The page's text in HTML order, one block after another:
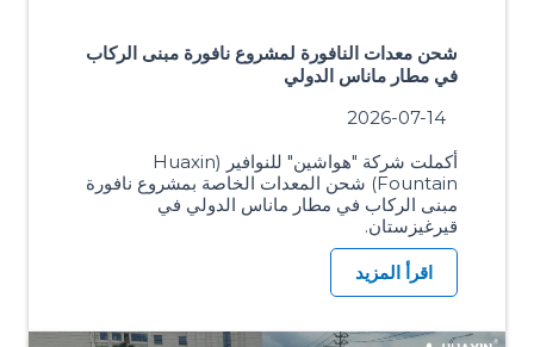
شحن معدات النافورة لمشروع نافورة مبنى الركاب
في مطار ماناس الدولي
2026-07-14
أكملت شركة "هواشين" للنوافير (Huaxin
Fountain) شحن المعدات الخاصة بمشروع نافورة
مبنى الركاب في مطار ماناس الدولي في
قيرغيزستان.
اقرأ المزيد